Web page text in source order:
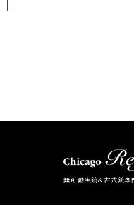
無可動実銃&古式銃